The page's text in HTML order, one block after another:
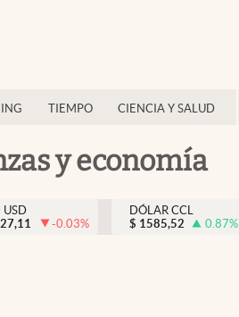
TIEMPO CIENCIA Y SALUD
y economía
USD
-0.03%
DÓLAR CCL
$ 1585,52 0.87%